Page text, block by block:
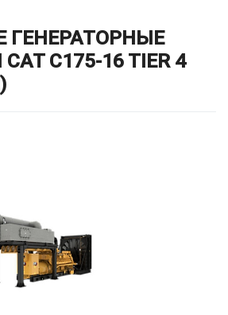
ГЕНЕРАТОРНЫЕ
C175-16 TIER 4